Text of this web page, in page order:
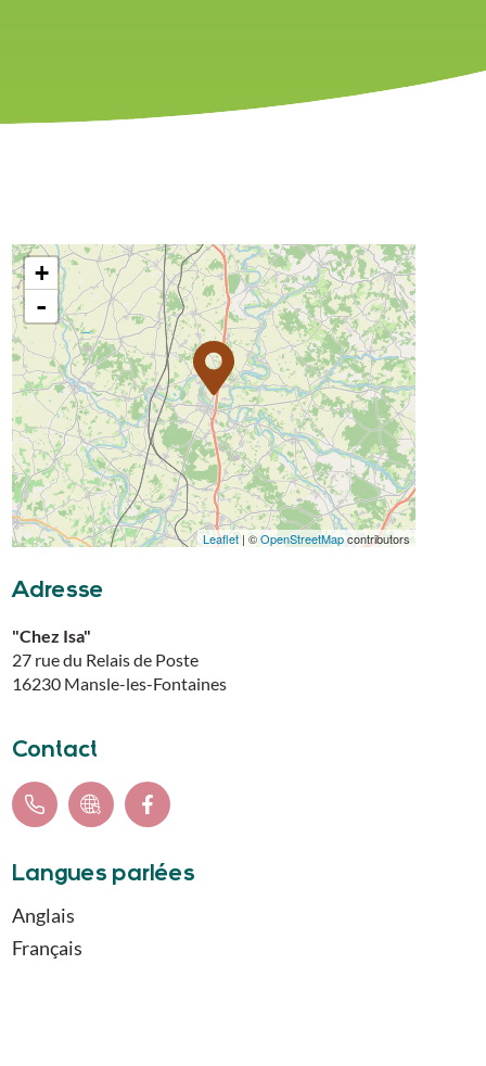
+
-
Leaflet| ©OpenStreetMapcontributors
Adresse
"Chez Isa"
27 rue du Relais de Poste
16230 Mansle-les-Fontaines
Contact
Langues parlées
Anglais
Français